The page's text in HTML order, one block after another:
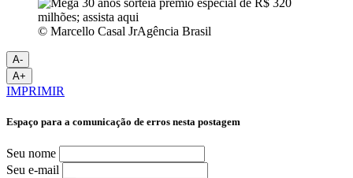
© Marcello Casal JrAgência Brasil
A-
A+
IMPRIMIR
Espaço para a comunicação de erros nesta postagem
Seu nome
Seu e-mail